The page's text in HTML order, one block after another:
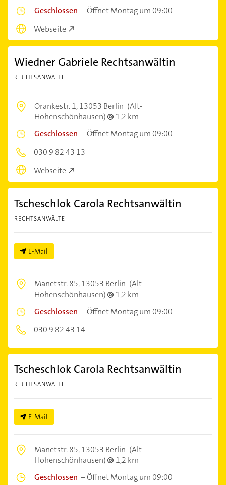
Geschlossen –Öffnet Montag um 09:00
Webseite
Wiedner Gabriele Rechtsanwältin
RECHTSANWÄLTE
Orankestr. 1,13053 Berlin (Alt-
Hohenschönhausen)
1,2 km
Geschlossen –Öffnet Montag um 09:00
030 9 82 43 13
Webseite
Tscheschlok Carola Rechtsanwältin
RECHTSANWÄLTE
E-Mail
Manetstr. 85,13053 Berlin (Alt-
Hohenschönhausen)
1,2 km
Geschlossen –Öffnet Montag um 09:00
030 9 82 43 14
Tscheschlok Carola Rechtsanwältin
RECHTSANWÄLTE
E-Mail
Manetstr. 85,13053 Berlin (Alt-
Hohenschönhausen)
1,2 km
Geschlossen –Öffnet Montag um 09:00